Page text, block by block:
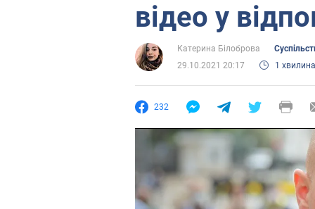
відео у
Катерина Білоброва
29.10.2021 20:17
1 хвилина
232